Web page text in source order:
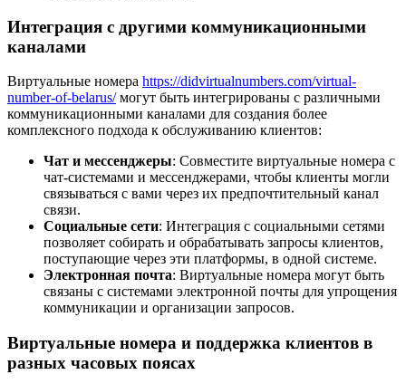
Интеграция с другими коммуникационными
каналами
Виртуальные номера https://didvirtualnumbers.com/virtual-
number-of-belarus/могут быть интегрированы с различными
коммуникационными каналами для создания более
комплексного подхода к обслуживанию клиентов:
Чат и мессенджеры: Совместите виртуальные номера с
чат-системами и мессенджерами, чтобы клиенты могли
связываться с вами через их предпочтительный канал
связи.
Социальные сети: Интеграция с социальными сетями
позволяет собирать и обрабатывать запросы клиентов,
поступающие через эти платформы, в одной системе.
Электронная почта: Виртуальные номера могут быть
связаны с системами электронной почты для упрощения
коммуникации и организации запросов.
Виртуальные номера и поддержка клиентов в
разных часовых поясах